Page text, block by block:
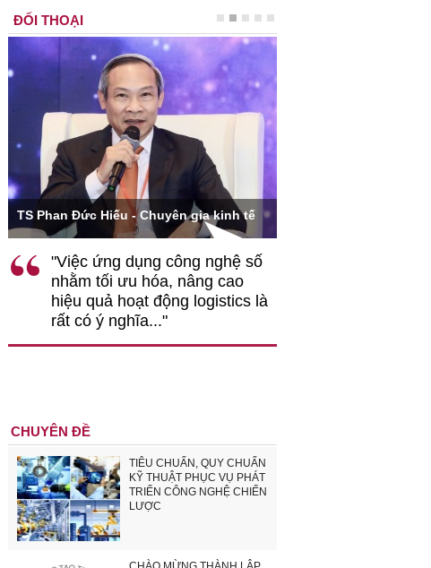
ĐỐI THOẠI
TS Phan Đức Hiếu - Chuyên gia kinh tế
"Việc ứng dụng công nghệ số
nhằm tối ưu hóa, nâng cao
hiệu quả hoạt động logistics là
rất có ý nghĩa..."
CHUYÊN ĐỀ
TIÊU CHUẨN, QUY CHUẨN
KỸ THUẬT PHỤC VỤ PHÁT
TRIỂN CÔNG NGHỆ CHIẾN
LƯỢC